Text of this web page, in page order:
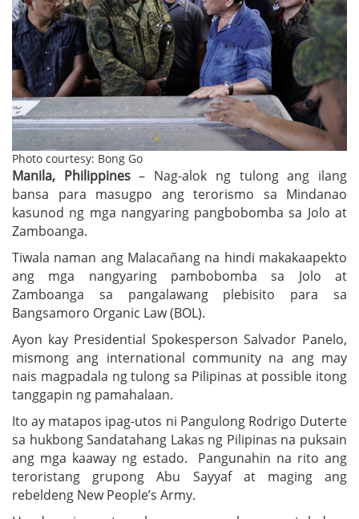
Photo courtesy: Bong Go
Manila, Philippines– Nag-alok ng tulong ang ilang
bansa para masugpo ang terorismo sa Mindanao
kasunod ng mga nangyaring pangbobomba sa Jolo at
Zamboanga.
Tiwala naman ang Malacañang na hindi makakaapekto
ang mga nangyaring pambobomba sa Jolo at
Zamboanga sa pangalawang plebisito para sa
Bangsamoro Organic Law (BOL).
Ayon kay Presidential Spokesperson Salvador Panelo,
mismong ang international community na ang may
nais magpadala ng tulong sa Pilipinas at possible itong
tanggapin ng pamahalaan.
Ito ay matapos ipag-utos ni Pangulong Rodrigo Duterte
sa hukbong Sandatahang Lakas ng Pilipinas na puksain
ang mga kaaway ng estado. Pangunahin na rito ang
teroristang grupong Abu Sayyaf at maging ang
rebeldeng New People’s Army.